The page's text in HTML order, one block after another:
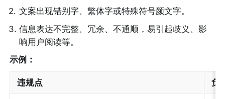
2. 文案出现错别字、繁体字或特殊符号颜文字。
3. 信息表达不完整、冗余、不通顺，易引起歧义、影
响用户阅读等。
示例：
违规点 负